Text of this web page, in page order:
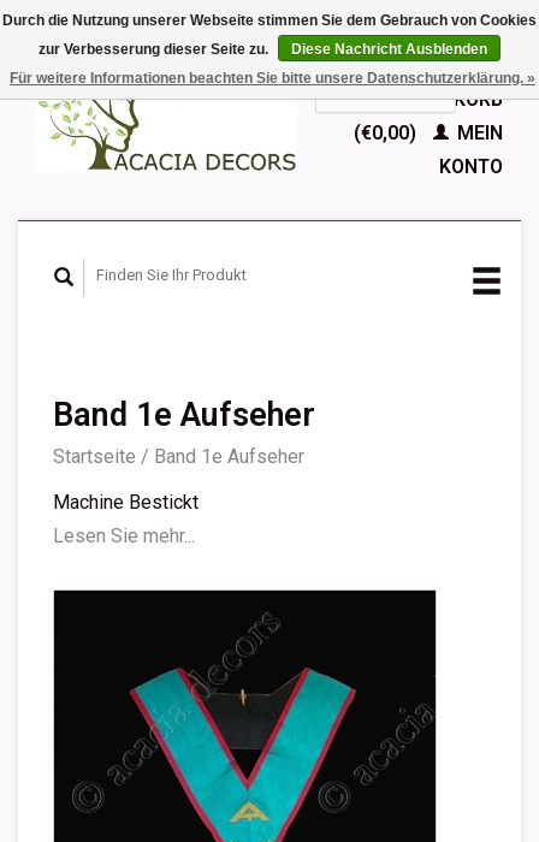
EUR
GBPDeutsch
Nederlands
English
IHR WARENKORB
(€0,00)
MEIN
KONTO
Band 1e Aufseher
Startseite / Band 1e Aufseher
Machine Bestickt
Lesen Sie mehr...
Durch die Nutzung unserer Webseite stimmen Sie dem Gebrauch von Cookies
zur Verbesserung dieser Seite zu.
Diese Nachricht Ausblenden
Für weitere Informationen beachten Sie bitte unsere Datenschutzerklärung. »